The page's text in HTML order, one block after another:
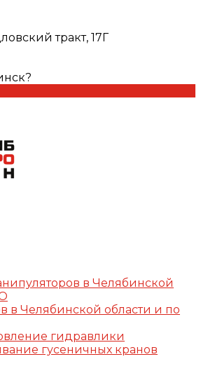
тракт, 17Г
в Челябинской
в Челябинской области и по
гидравлики
гусеничных кранов